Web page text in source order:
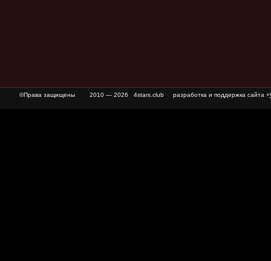
©Права защищены 2010 — 2026 4stars.club разработка и поддержка сайта +